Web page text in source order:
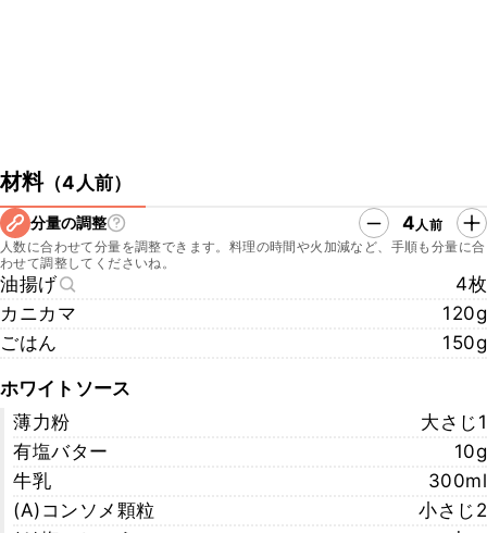
材料（4人前）
分量の調整 4人前
人数に合わせて分量を調整できます。料理の時間や火加減など、手順も分量に合
わせて調整してくださいね。
油揚げ
4枚
カニカマ
120g
ごはん
150g
ホワイトソース
薄力粉
大さじ1
有塩バター
10g
牛乳
300ml
(A)コンソメ顆粒
小さじ2